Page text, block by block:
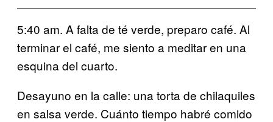
5:40 am. A falta de té verde, preparo café. Al
terminar el café, me siento a meditar en una
esquina del cuarto.
Desayuno en la calle: una torta de chilaquiles
en salsa verde. Cuánto tiempo habré comido